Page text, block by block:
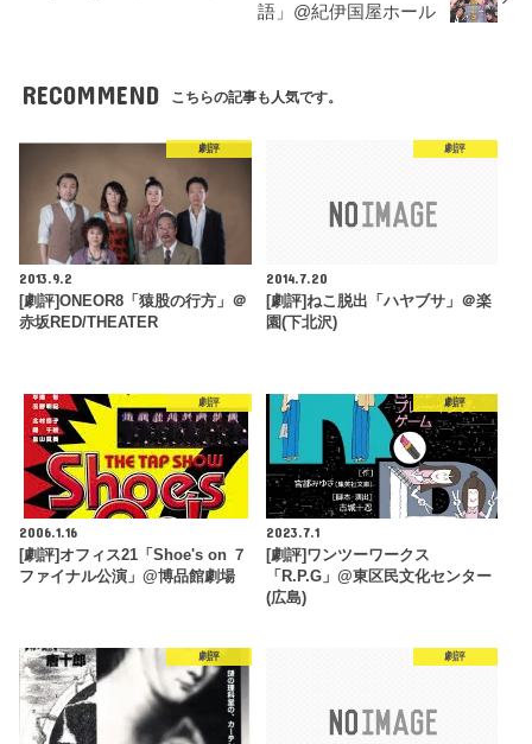
語」@紀伊国屋ホール
RECOMMEND こちらの記事も人気です。
劇評
2013.9.2
[劇評]ONEOR8「猿股の行方」＠
赤坂RED/THEATER
劇評
2014.7.20
[劇評]ねこ脱出「ハヤブサ」＠楽
園(下北沢)
劇評
2006.1.16
[劇評]オフィス21「Shoe's on ７
ファイナル公演」@博品館劇場
劇評
2023.7.1
[劇評]ワンツーワークス
「R.P.G」@東区民文化センター
(広島)
劇評 劇評